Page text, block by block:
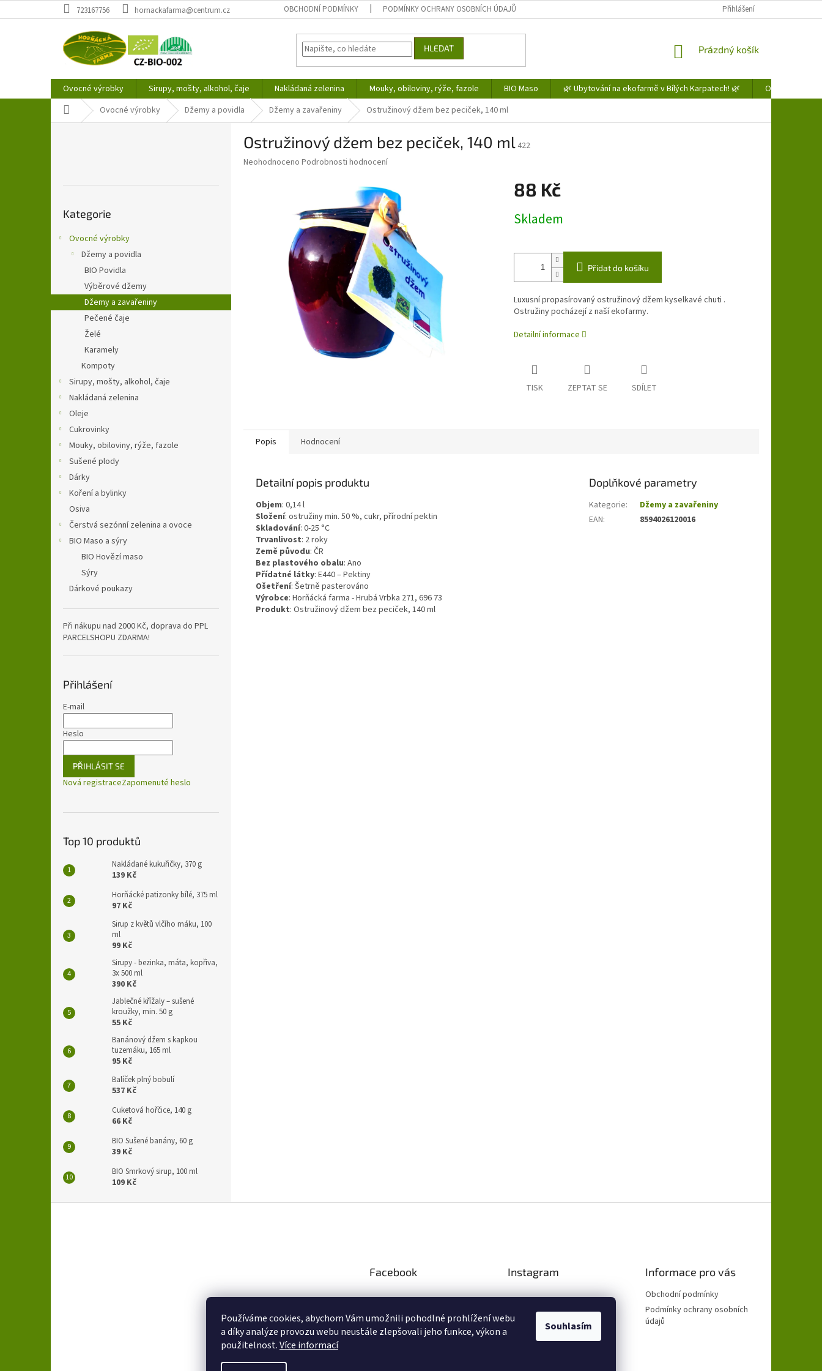
Používáme cookies, abychom Vám umožnili pohodlné prohlížení webu
a díky analýze provozu webu neustále zlepšovali jeho funkce, výkon a
použitelnost.Více informací
Souhlasím
na
723167756 hornackafarma@centrum.cz OBCHODNÍ PODMÍNKY PODMÍNKY OCHRANY OSOBNÍCH ÚDAJŮ Přihlášení
HLEDAT
NÁKUPNÍ
Prázdný košík
Ovocné výrobky Sirupy, mošty, alkohol, čaje Nakládaná zelenina Mouky, obiloviny, rýže, fazole BIO Maso 🌿 Ubytování na ekofarmě v Bílých Karpatech! 🌿
Obchodní
Domů Ovocné výrobky Džemy a povidla Džemy a zavařeniny Ostružinový džem bez peciček, 140 ml
e
kategorie
Kategorie
Ovocné výrobky
Džemy a povidla
BIO Povidla
Výběrové džemy
Džemy a zavařeniny
Pečené čaje
Želé
Karamely
Kompoty
Sirupy, mošty, alkohol, čaje
Nakládaná zelenina
Oleje
Cukrovinky
Mouky, obiloviny, rýže, fazole
Sušené plody
Dárky
Koření a bylinky
Osiva
Čerstvá sezónní zelenina a ovoce
BIO Maso a sýry
BIO Hovězí maso
Sýry
Dárkové poukazy
Při nákupu nad 2000 Kč, doprava do PPL
PARCELSHOPU ZDARMA!
Přihlášení
E-mail
Heslo
PŘIHLÁSIT SE
Nová registraceZapomenuté heslo
Top 10 produktů
Nakládané kukuřičky, 370 g
139 Kč
Horňácké patizonky bílé, 375 ml
97 Kč
Sirup z květů vlčího máku, 100
ml
99 Kč
Sirupy - bezinka, máta, kopřiva,
3x 500 ml
390 Kč
Jablečné křížaly – sušené
kroužky, min. 50 g
55 Kč
Banánový džem s kapkou
tuzemáku, 165 ml
95 Kč
Balíček plný bobulí
537 Kč
Cuketová hořčice, 140 g
66 Kč
BIO Sušené banány, 60 g
39 Kč
BIO Smrkový sirup, 100 ml
109 Kč
Ostružinový džem bez peciček, 140 ml 422
Průměrné
Neohodnoceno Podrobnosti hodnocení
88 Kč
cena:
Skladem
Přidat do košíku
Luxusní propasírovaný ostružinový džem kyselkavé chuti .
Ostružiny pocházejí z naší ekofarmy.
Detailní informace
TISK ZEPTAT SE SDÍLET
Popis Hodnocení
Detailní popis produktu
Objem: 0,14l
Složení: ostružiny min. 50 %, cukr, přírodní pektin
Skladování: 0-25 °C
Trvanlivost: 2 roky
Země původu: ČR
Bez plastového obalu: Ano
Přídatné látky: E440 – Pektiny
Ošetření: Šetrně pasterováno
Výrobce: Horňácká farma - Hrubá Vrbka 271, 696 73
Produkt: Ostružinový džem bez peciček, 140 ml
Doplňkové parametry
Kategorie:
Džemy a zavařeniny
EAN: 8594026120016
Facebook Instagram
Sledovat na Instagramu
Informace pro vás
Obchodní podmínky
Podmínky ochrany osobních
údajů